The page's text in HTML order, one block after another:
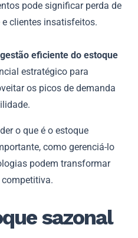
pode significar perda de
clientes insatisfeitos.
eficiente do estoque
estratégico para
os picos de demanda
o que é o estoque
como gerenciá-lo
podem transformar
sazonal